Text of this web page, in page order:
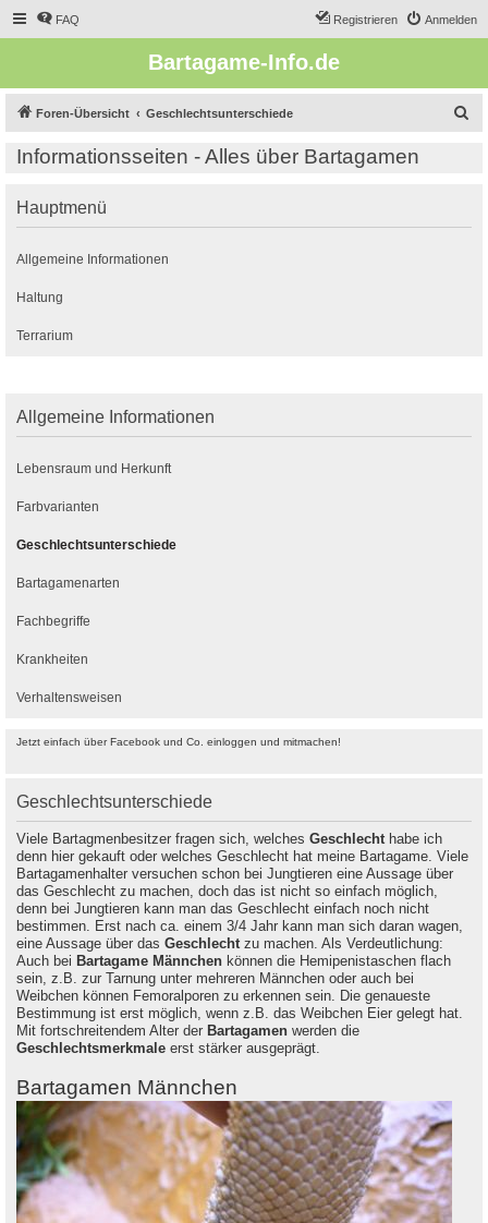
FAQ Anmelden
Registrieren
Bartagame-Info.de
Foren-Übersicht Geschlechtsunterschiede
Informationsseiten - Alles über Bartagamen
Hauptmenü
Allgemeine Informationen
Haltung
Terrarium
Jetzt einfach über Facebook und Co. einloggen und mitmachen!
Geschlechtsunterschiede
Viele Bartagmenbesitzer fragen sich, welches Geschlechthabe ich
denn hier gekauft oder welches Geschlecht hat meine Bartagame. Viele
Bartagamenhalter versuchen schon bei Jungtieren eine Aussage über
das Geschlecht zu machen, doch das ist nicht so einfach möglich,
denn bei Jungtieren kann man das Geschlecht einfach noch nicht
bestimmen. Erst nach ca. einem 3/4 Jahr kann man sich daran wagen,
eine Aussage über das Geschlechtzu machen. Als Verdeutlichung:
Auch bei Bartagame Männchen können die Hemipenistaschen flach
sein, z.B. zur Tarnung unter mehreren Männchen oder auch bei
Weibchen können Femoralporen zu erkennen sein. Die genaueste
Bestimmung ist erst möglich, wenn z.B. das Weibchen Eier gelegt hat.
Mit fortschreitendem Alter der Bartagamen werden die
Geschlechtsmerkmale erst stärker ausgeprägt.
Bartagamen Männchen
Allgemeine Informationen
Lebensraum und Herkunft
Farbvarianten
Geschlechtsunterschiede
Bartagamenarten
Fachbegriffe
Krankheiten
Verhaltensweisen